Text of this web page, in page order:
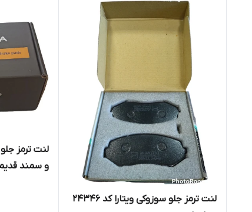
لنت ترمز جلو سوزوکی ویتارا کد 24346